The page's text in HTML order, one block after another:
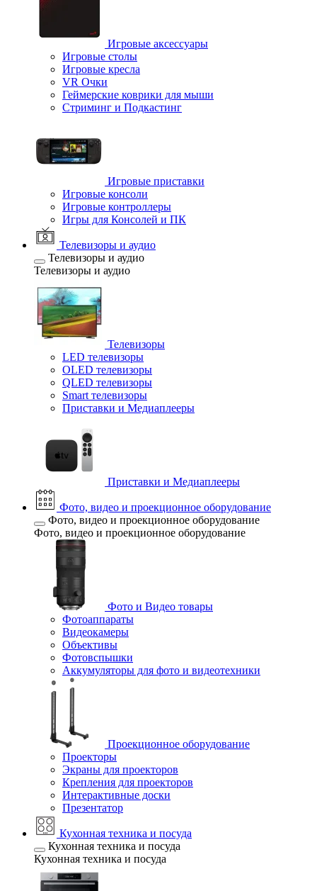
Игровые аксессуары
Игровые столы
Игровые кресла
VR Очки
Геймерские коврики для мыши
Стриминг и Подкастинг
Игровые приставки
Игровые консоли
Игровые контроллеры
Игры для Консолей и ПК
Телевизоры и аудио
Телевизоры и аудио
Телевизоры и аудио
Телевизоры
LED телевизоры
OLED телевизоры
QLED телевизоры
Smart телевизоры
Приставки и Медиаплееры
Приставки и Медиаплееры
Фото, видео и проекционное оборудование
Фото, видео и проекционное оборудование
Фото, видео и проекционное оборудование
Фото и Видео товары
Фотоаппараты
Видеокамеры
Объективы
Фотовспышки
Аккумуляторы для фото и видеотехники
Проекционное оборудование
Проекторы
Экраны для проекторов
Крепления для проекторов
Интерактивные доски
Презентатор
Кухонная техника и посуда
Кухонная техника и посуда
Кухонная техника и посуда